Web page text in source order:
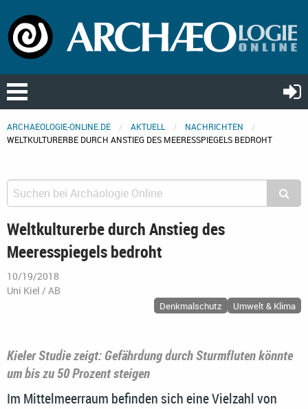
ARCHAEOLOGIE-ONLINE.DE AKTUELL
NACHRICHTEN
WELTKULTURERBE DURCH ANSTIEG DES MEERESSPIEGELS BEDROHT
Weltkulturerbe durch Anstieg des
Meeresspiegels bedroht
10/19/2018
Uni Kiel / AB
Denkmalschutz Umwelt & Klima
Kieler Studie zeigt: Gefährdung durch Sturmfluten könnte
um bis zu 50 Prozent steigen
Im Mittelmeerraum befinden sich eine Vielzahl von